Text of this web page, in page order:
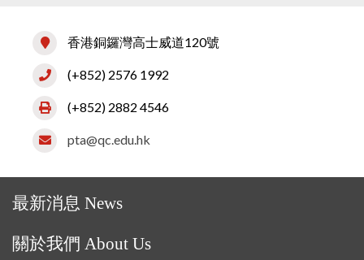
香港銅鑼灣高士威道120號
(+852) 2576 1992
(+852) 2882 4546
pta@qc.edu.hk
最新消息 News
關於我們 About Us